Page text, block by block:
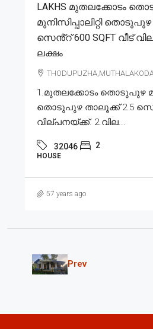
LAKHS മുതലക്കോടം
മുനിസിപ്പാലിറ്റി
സെൻ്റ് 600 SQFT വീട്
ലക്ഷം
1.മുതലക്കോടം തൊടുപുഴ
തൊടുപുഴ താലൂക്ക് 2.5
വില്പനയ്ക്ക്. 2.വില...
32046 2
HOUSE
57 years ago
Prev